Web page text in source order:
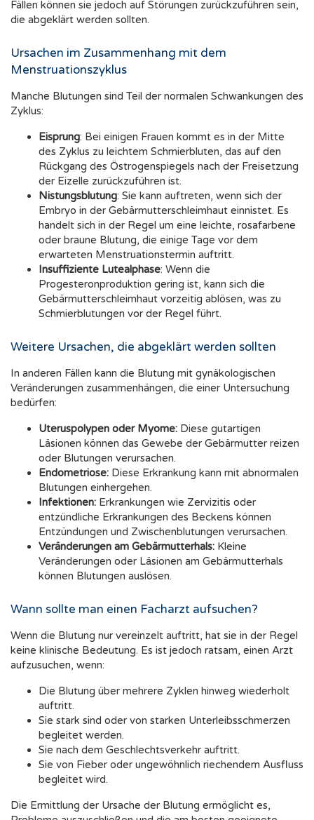
Fällen können sie jedoch auf Störungen zurückzuführen sein,
die abgeklärt werden sollten.
Ursachen im Zusammenhang mit dem
Menstruationszyklus
Manche Blutungen sind Teil der normalen Schwankungen des
Zyklus:
Eisprung: Bei einigen Frauen kommt es in der Mitte
des Zyklus zu leichtem Schmierbluten, das auf den
Rückgang des Östrogenspiegels nach der Freisetzung
der Eizelle zurückzuführen ist.
Nistungsblutung: Sie kann auftreten, wenn sich der
Embryo in der Gebärmutterschleimhaut einnistet. Es
handelt sich in der Regel um eine leichte, rosafarbene
oder braune Blutung, die einige Tage vor dem
erwarteten Menstruationstermin auftritt.
Insuffiziente Lutealphase: Wenn die
Progesteronproduktion gering ist, kann sich die
Gebärmutterschleimhaut vorzeitig ablösen, was zu
Schmierblutungen vor der Regel führt.
Weitere Ursachen, die abgeklärt werden sollten
In anderen Fällen kann die Blutung mit gynäkologischen
Veränderungen zusammenhängen, die einer Untersuchung
bedürfen:
Uteruspolypen oder Myome: Diese gutartigen
Läsionen können das Gewebe der Gebärmutter reizen
oder Blutungen verursachen.
Endometriose: Diese Erkrankung kann mit abnormalen
Blutungen einhergehen.
Infektionen: Erkrankungen wie Zervizitis oder
entzündliche Erkrankungen des Beckens können
Entzündungen und Zwischenblutungen verursachen.
Veränderungen am Gebärmutterhals: Kleine
Veränderungen oder Läsionen am Gebärmutterhals
können Blutungen auslösen.
Wann sollte man einen Facharzt aufsuchen?
Wenn die Blutung nur vereinzelt auftritt, hat sie in der Regel
keine klinische Bedeutung. Es ist jedoch ratsam, einen Arzt
aufzusuchen, wenn:
Die Blutung über mehrere Zyklen hinweg wiederholt
auftritt.
Sie stark sind oder von starken Unterleibsschmerzen
begleitet werden.
Sie nach dem Geschlechtsverkehr auftritt.
Sie von Fieber oder ungewöhnlich riechendem Ausfluss
begleitet wird.
Die Ermittlung der Ursache der Blutung ermöglicht es,